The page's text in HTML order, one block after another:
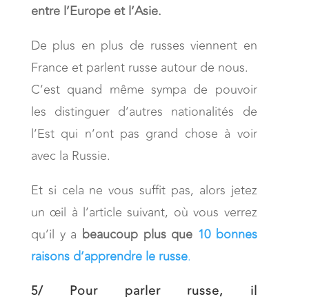
entre l’Europe et l’Asie.
De plus en plus de russes viennent en
France et parlent russe autour de nous.
C’est quand même sympa de pouvoir
les distinguer d’autres nationalités de
l’Est qui n’ont pas grand chose à voir
avec la Russie.
Et si cela ne vous suffit pas, alors jetez
un œil à l’article suivant, où vous verrez
qu’il y a beaucoup plus que 10 bonnes
raisons d’apprendre le russe.
5/Pour parler russe, il